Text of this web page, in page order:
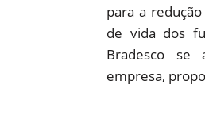
para a
de vida dos
Bradesco se
empresa,